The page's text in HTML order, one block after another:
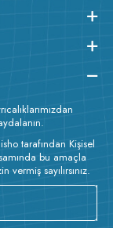
tarafından Kişisel
bu amaçla
vermiş sayılırsınız.